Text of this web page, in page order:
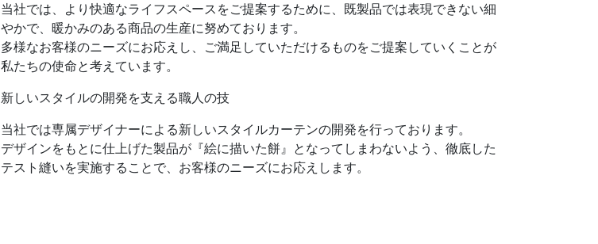
当社では、より快適なライフスペースをご提案するために、既製品では表現できない細
やかで、暖かみのある商品の生産に努めております。
多様なお客様のニーズにお応えし、ご満足していただけるものをご提案していくことが
私たちの使命と考えています。
新しいスタイルの開発を支える職人の技
当社では専属デザイナーによる新しいスタイルカーテンの開発を行っております。
デザインをもとに仕上げた製品が『絵に描いた餅』となってしまわないよう、徹底した
テスト縫いを実施することで、お客様のニーズにお応えします。